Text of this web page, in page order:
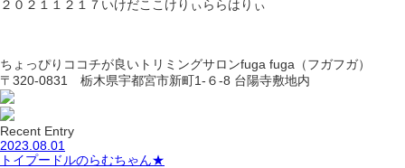
２０２１１２１７いけだここけりぃららはりぃ
ちょっぴりココチが良いトリミングサロンfuga fuga（フガフガ）
〒320-0831 栃木県宇都宮市新町1-６-8 台陽寺敷地内
Recent Entry
2023.08.01
トイプードルのらむちゃん★